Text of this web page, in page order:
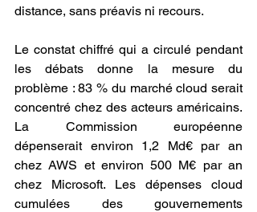
distance, sans préavis ni recours.
Le constat chiffré qui a circulé pendant
les débats donne la mesure du
problème : 83 % du marché cloud serait
concentré chez des acteurs américains.
La Commission européenne
dépenserait environ 1,2 Md€ par an
chez AWS et environ 500 M€ par an
chez Microsoft. Les dépenses cloud
cumulées des gouvernements